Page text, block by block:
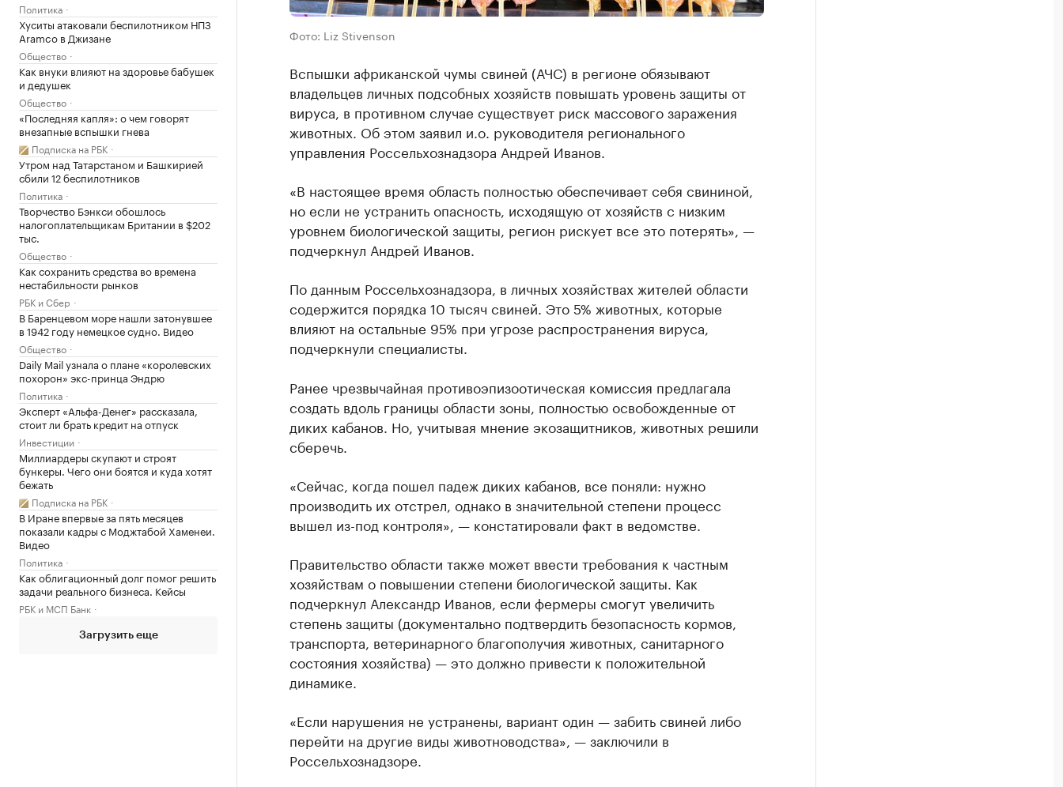
Политика
Хуситы атаковали беспилотником НПЗ
Aramco в Джизане
Общество
Как внуки влияют на здоровье бабушек
и дедушек
Общество
«Последняя капля»: о чем говорят
внезапные вспышки гнева
Подписка на РБК
Утром над Татарстаном и Башкирией
сбили 12 беспилотников
Политика
Творчество Бэнкси обошлось
налогоплательщикам Британии в $202
тыс.
Общество
Как сохранить средства во времена
нестабильности рынков
РБК и Сбер
В Баренцевом море нашли затонувшее
в 1942 году немецкое судно. Видео
Общество
Daily Mail узнала о плане «королевских
похорон» экс-принца Эндрю
Политика
Эксперт «Альфа-Денег» рассказала,
стоит ли брать кредит на отпуск
Инвестиции
Миллиардеры скупают и строят
бункеры. Чего они боятся и куда хотят
бежать
Подписка на РБК
В Иране впервые за пять месяцев
показали кадры с Моджтабой Хаменеи.
Видео
Политика
Как облигационный долг помог решить
задачи реального бизнеса. Кейсы
РБК и МСП Банк
Загрузить еще
Фото: Liz Stivenson
Вспышки африканской чумы свиней (АЧС) в регионе обязывают
владельцев личных подсобных хозяйств повышать уровень защиты от
вируса, в противном случае существует риск массового заражения
животных. Об этом заявил и.о. руководителя регионального
управления Россельхознадзора Андрей Иванов.
«В настоящее время область полностью обеспечивает себя свининой,
но если не устранить опасность, исходящую от хозяйств с низким
уровнем биологической защиты, регион рискует все это потерять», —
подчеркнул Андрей Иванов.
По данным Россельхознадзора, в личных хозяйствах жителей области
содержится порядка 10 тысяч свиней. Это 5% животных, которые
влияют на остальные 95% при угрозе распространения вируса,
подчеркнули специалисты.
Ранее чрезвычайная противоэпизоотическая комиссия предлагала
создать вдоль границы области зоны, полностью освобожденные от
диких кабанов. Но, учитывая мнение экозащитников, животных решили
сберечь.
«Сейчас, когда пошел падеж диких кабанов, все поняли: нужно
производить их отстрел, однако в значительной степени процесс
вышел из-под контроля», — констатировали факт в ведомстве.
Правительство области также может ввести требования к частным
хозяйствам о повышении степени биологической защиты. Как
подчеркнул Александр Иванов, если фермеры смогут увеличить
степень защиты (документально подтвердить безопасность кормов,
транспорта, ветеринарного благополучия животных, санитарного
состояния хозяйства) — это должно привести к положительной
динамике.
«Если нарушения не устранены, вариант один — забить свиней либо
перейти на другие виды животноводства», — заключили в
Россельхознадзоре.